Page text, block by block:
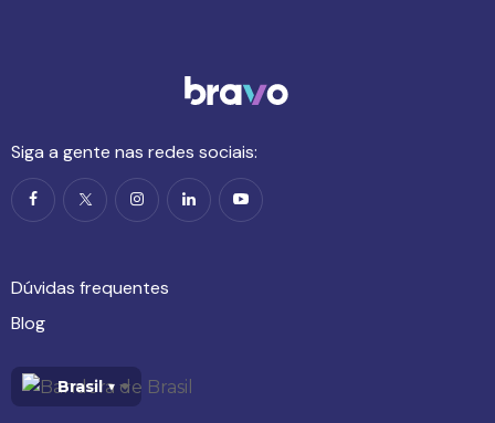
Siga a gente nas redes sociais:
Dúvidas frequentes
Blog
Brasil ▾